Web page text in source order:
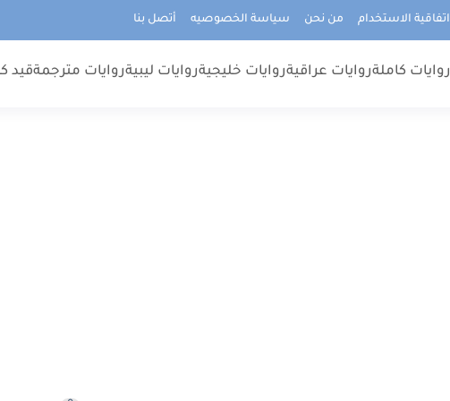
اتفاقية الاستخدام من نحن سياسة الخصوصيه أتصل بنا
روايات كاملةروايات عراقيةروايات خليجيةروايات ليبيةروايات مترجمةقيد